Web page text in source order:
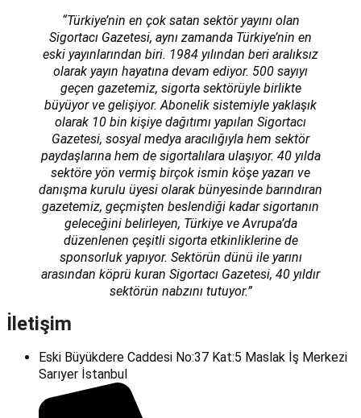
“Türkiye’nin en çok satan sektör yayını olan
Sigortacı Gazetesi, aynı zamanda Türkiye’nin en
eski yayınlarından biri. 1984 yılından beri aralıksız
olarak yayın hayatına devam ediyor. 500 sayıyı
geçen gazetemiz, sigorta sektörüyle birlikte
büyüyor ve gelişiyor. Abonelik sistemiyle yaklaşık
olarak 10 bin kişiye dağıtımı yapılan Sigortacı
Gazetesi, sosyal medya aracılığıyla hem sektör
paydaşlarına hem de sigortalılara ulaşıyor. 40 yılda
sektöre yön vermiş birçok ismin köşe yazarı ve
danışma kurulu üyesi olarak bünyesinde barındıran
gazetemiz, geçmişten beslendiği kadar sigortanın
geleceğini belirleyen, Türkiye ve Avrupa’da
düzenlenen çeşitli sigorta etkinliklerine de
sponsorluk yapıyor. Sektörün dünü ile yarını
arasından köprü kuran Sigortacı Gazetesi, 40 yıldır
sektörün nabzını tutuyor.”
İletişim
Eski Büyükdere Caddesi No:37 Kat:5 Maslak İş Merkezi
Sarıyer İstanbul